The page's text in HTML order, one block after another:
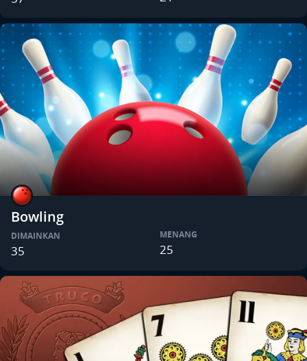
Bowling
DIMAINKAN
35
MENANG
25